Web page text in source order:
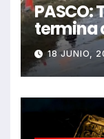
termina
sin vida
18 JUNIO,